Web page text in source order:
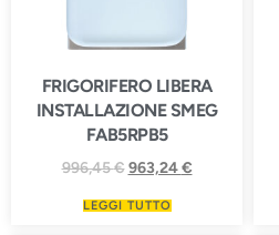
FRIGORIFERO LIBERA
INSTALLAZIONE SMEG
FAB5RPB5
996,45€ 963,24€
LEGGI TUTTO